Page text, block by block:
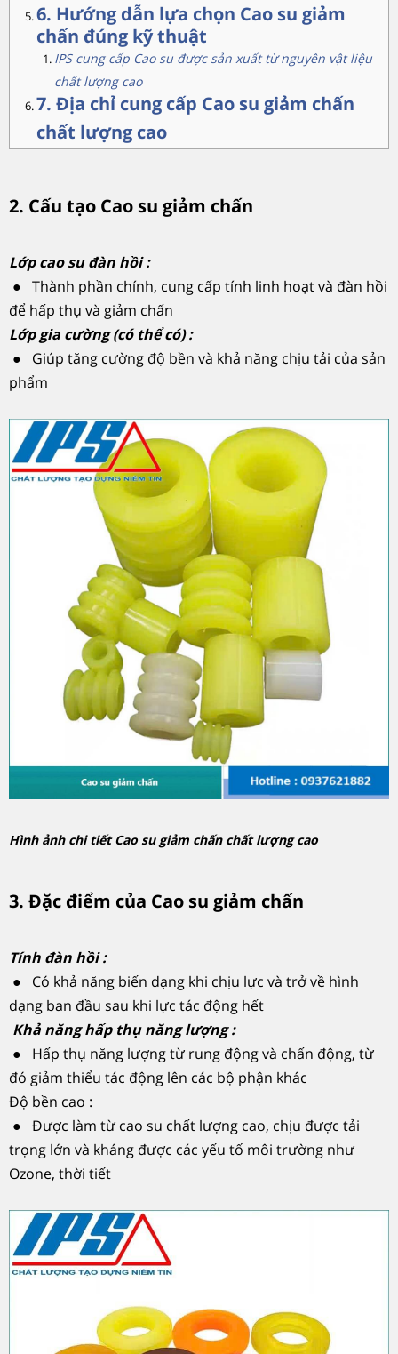
6. Hướng dẫn lựa chọn Cao su giảm
chấn đúng kỹ thuật
IPS cung cấp Cao su được sản xuất từ nguyên vật liệu
chất lượng cao
7. Địa chỉ cung cấp Cao su giảm chấn
chất lượng cao
2. Cấu tạo Cao su giảm chấn
Lớp cao su đàn hồi :
● Thành phần chính, cung cấp tính linh hoạt và đàn hồi
để hấp thụ và giảm chấn
Lớp gia cường (có thể có) :
● Giúp tăng cường độ bền và khả năng chịu tải của sản
phẩm
Hình ảnh chi tiết Cao su giảm chấn chất lượng cao
3. Đặc điểm của Cao su giảm chấn
Tính đàn hồi :
● Có khả năng biến dạng khi chịu lực và trở về hình
dạng ban đầu sau khi lực tác động hết
Khả năng hấp thụ năng lượng :
● Hấp thụ năng lượng từ rung động và chấn động, từ
đó giảm thiểu tác động lên các bộ phận khác
Độ bền cao :
● Được làm từ cao su chất lượng cao, chịu được tải
trọng lớn và kháng được các yếu tố môi trường như
Ozone, thời tiết